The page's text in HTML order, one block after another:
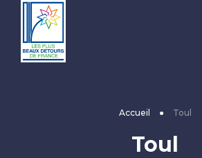
Accueil ● Toul
Toul